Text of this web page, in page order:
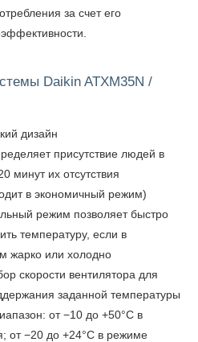
за счет его
Daikin ATXM35N /
дизайн
присутствие людей в
минут их отсутствия
в экономичный режим)
режим позволяет быстро
температуру, если в
жарко или холодно
скорости вентилятора для
заданной температуры
от −10 до +50°С в
от −20 до +24°С в режиме